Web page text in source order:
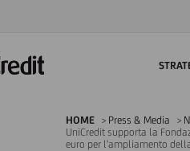
HOME Press & Media
UniCredit supporta la
euro per l'ampliamento